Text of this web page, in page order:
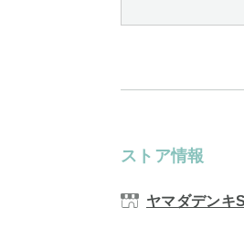
ストア情報
ヤマダデンキ